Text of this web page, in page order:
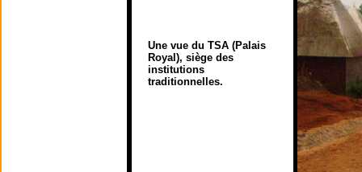
Une vue du TSA (Palais
Royal), siège des
institutions
traditionnelles.